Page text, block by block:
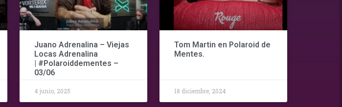
Juano Adrenalina – Viejas
Locas Adrenalina
| #Polaroiddementes –
03/06
4 junio, 2025
Tom Martin en Polaroid de
Mentes.
18 diciembre, 2024